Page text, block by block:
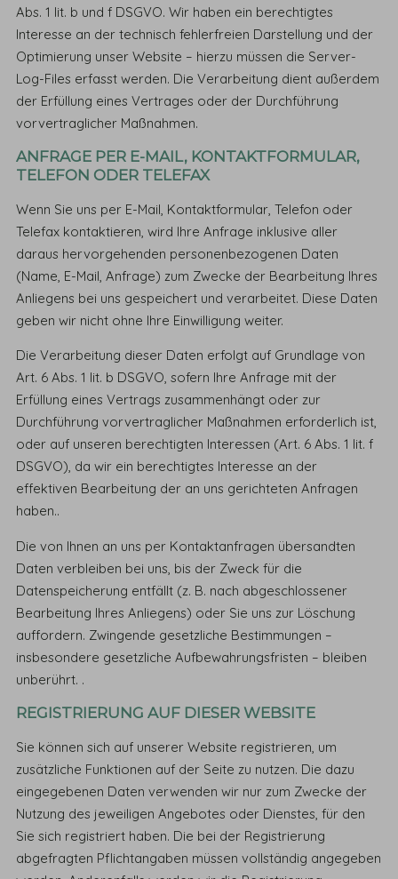
Abs. 1 lit. b und f DSGVO. Wir haben ein berechtigtes
Interesse an der technisch fehlerfreien Darstellung und der
Optimierung unser Website – hierzu müssen die Server-
Log-Files erfasst werden. Die Verarbeitung dient außerdem
der Erfüllung eines Vertrages oder der Durchführung
vorvertraglicher Maßnahmen.
ANFRAGE PER E-MAIL, KONTAKTFORMULAR,
TELEFON ODER TELEFAX
Wenn Sie uns per E-Mail, Kontaktformular, Telefon oder
Telefax kontaktieren, wird Ihre Anfrage inklusive aller
daraus hervorgehenden personenbezogenen Daten
(Name, E-Mail, Anfrage) zum Zwecke der Bearbeitung Ihres
Anliegens bei uns gespeichert und verarbeitet. Diese Daten
geben wir nicht ohne Ihre Einwilligung weiter.
Die Verarbeitung dieser Daten erfolgt auf Grundlage von
Art. 6 Abs. 1 lit. b DSGVO, sofern Ihre Anfrage mit der
Erfüllung eines Vertrags zusammenhängt oder zur
Durchführung vorvertraglicher Maßnahmen erforderlich ist,
oder auf unseren berechtigten Interessen (Art. 6 Abs. 1 lit. f
DSGVO), da wir ein berechtigtes Interesse an der
effektiven Bearbeitung der an uns gerichteten Anfragen
haben..
Die von Ihnen an uns per Kontaktanfragen übersandten
Daten verbleiben bei uns, bis der Zweck für die
Datenspeicherung entfällt (z. B. nach abgeschlossener
Bearbeitung Ihres Anliegens) oder Sie uns zur Löschung
auffordern. Zwingende gesetzliche Bestimmungen –
insbesondere gesetzliche Aufbewahrungsfristen – bleiben
unberührt. .
REGISTRIERUNG AUF DIESER WEBSITE
Sie können sich auf unserer Website registrieren, um
zusätzliche Funktionen auf der Seite zu nutzen. Die dazu
eingegebenen Daten verwenden wir nur zum Zwecke der
Nutzung des jeweiligen Angebotes oder Dienstes, für den
Sie sich registriert haben. Die bei der Registrierung
abgefragten Pflichtangaben müssen vollständig angegeben